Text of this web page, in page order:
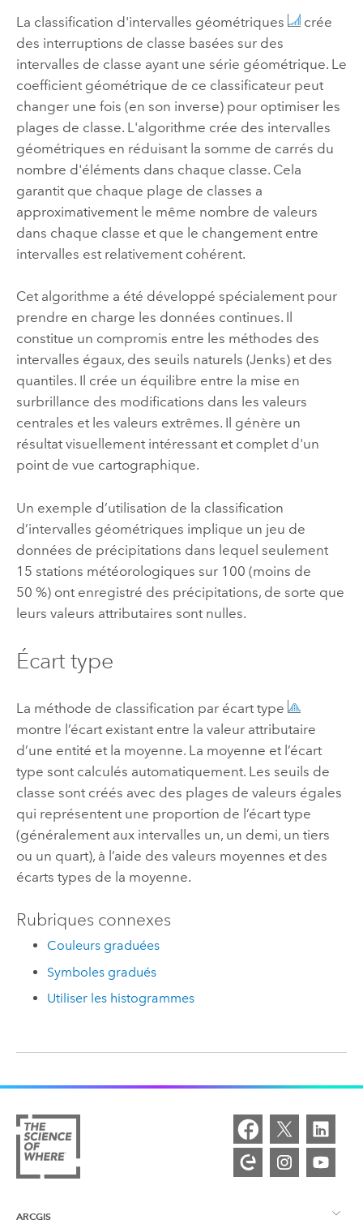
La classification d'intervalles géométriques
crée
des interruptions de classe basées sur des
intervalles de classe ayant une série géométrique. Le
coefficient géométrique de ce classificateur peut
changer une fois (en son inverse) pour optimiser les
plages de classe. L'algorithme crée des intervalles
géométriques en réduisant la somme de carrés du
nombre d'éléments dans chaque classe. Cela
garantit que chaque plage de classes a
approximativement le même nombre de valeurs
dans chaque classe et que le changement entre
intervalles est relativement cohérent.
Cet algorithme a été développé spécialement pour
prendre en charge les données continues. Il
constitue un compromis entre les méthodes des
intervalles égaux, des seuils naturels (Jenks) et des
quantiles. Il crée un équilibre entre la mise en
surbrillance des modifications dans les valeurs
centrales et les valeurs extrêmes. Il génère un
résultat visuellement intéressant et complet d'un
point de vue cartographique.
Un exemple d’utilisation de la classification
d’intervalles géométriques implique un jeu de
données de précipitations dans lequel seulement
15 stations météorologiques sur 100 (moins de
50 %) ont enregistré des précipitations, de sorte que
leurs valeurs attributaires sont nulles.
Écart type
La méthode de classification par écart type
montre l’écart existant entre la valeur attributaire
d’une entité et la moyenne. La moyenne et l’écart
type sont calculés automatiquement. Les seuils de
classe sont créés avec des plages de valeurs égales
qui représentent une proportion de l’écart type
(généralement aux intervalles un, un demi, un tiers
ou un quart), à l’aide des valeurs moyennes et des
écarts types de la moyenne.
Rubriques connexes
Couleurs graduées
Symboles gradués
Utiliser les histogrammes
ARCGIS